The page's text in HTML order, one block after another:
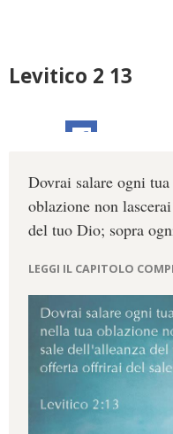
Levitico 2 13
Dovrai salare ogni
oblazione non
del tuo Dio; sopra
LEGGI IL CAPITOLO